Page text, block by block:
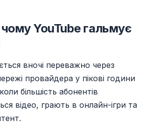
YouTube гальмує
вночі переважно через
провайдера у пікові години
більшість абонентів
відео, грають в онлайн-ігри та